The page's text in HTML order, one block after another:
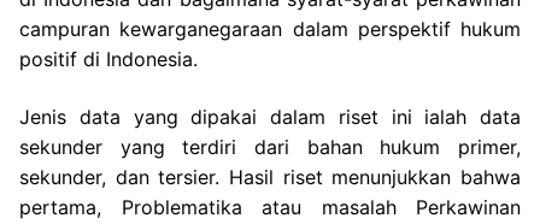
campuran kewarganegaraan dalam perspektif hukum
positif di Indonesia.
Jenis data yang dipakai dalam riset ini ialah data
sekunder yang terdiri dari bahan hukum primer,
sekunder, dan tersier. Hasil riset menunjukkan bahwa
pertama, Problematika atau masalah Perkawinan